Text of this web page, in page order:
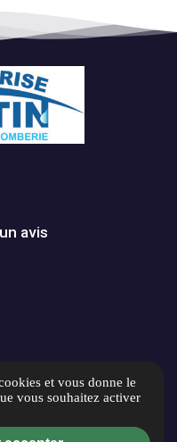
avis
et vous donne le
vous souhaitez activer